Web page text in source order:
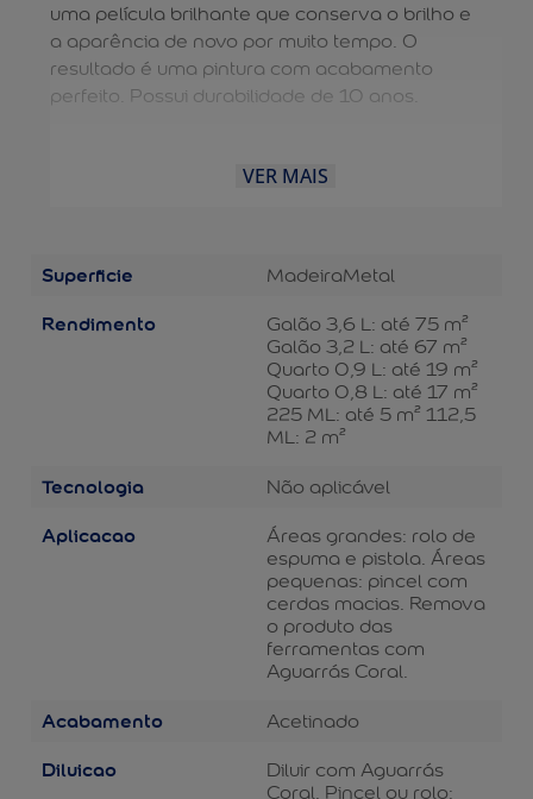
uma película brilhante que conserva o brilho e
a aparência de novo por muito tempo. O
resultado é uma pintura com acabamento
perfeito. Possui durabilidade de 10 anos.
VER MAIS
Superficie MadeiraMetal
Rendimento
Galão 3,6 L: até 75 m²
Galão 3,2 L: até 67 m²
Quarto 0,9 L: até 19 m²
Quarto 0,8 L: até 17 m²
225 ML: até 5 m² 112,5
ML: 2 m²
Tecnologia Não aplicável
Aplicacao
Áreas grandes: rolo de
espuma e pistola. Áreas
pequenas: pincel com
cerdas macias. Remova
o produto das
ferramentas com
Aguarrás Coral.
Acabamento Acetinado
Diluicao
Diluir com Aguarrás
Coral. Pincel ou rolo: